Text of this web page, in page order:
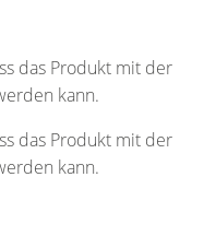
das Produkt mit der
kann.
das Produkt mit der
kann.